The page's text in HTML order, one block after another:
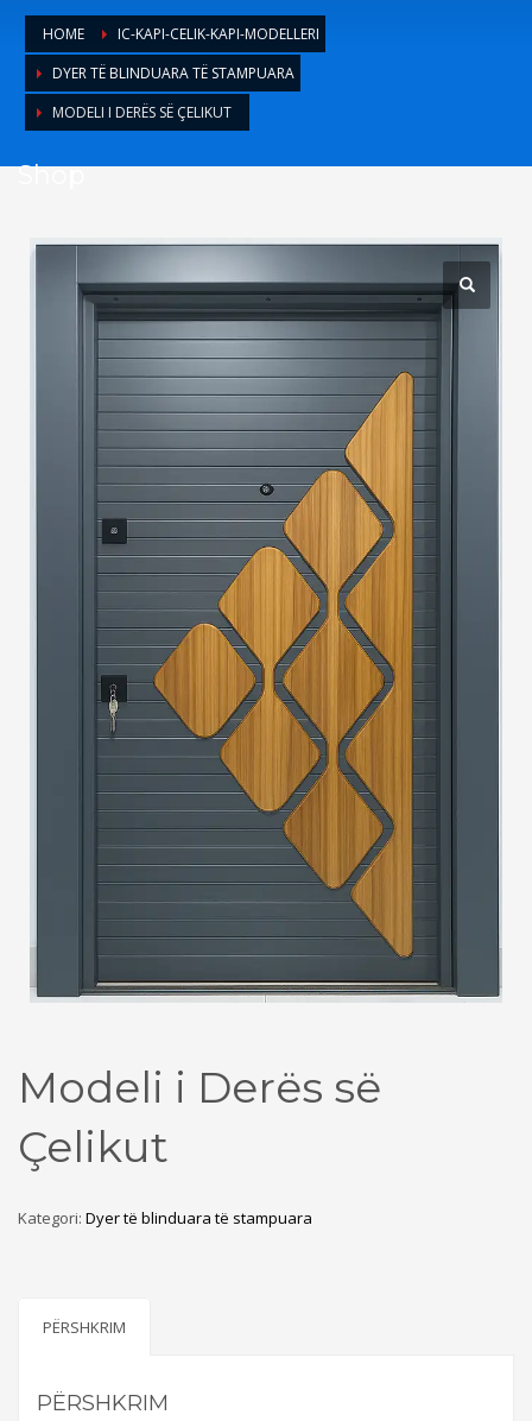
1 Login or create new account.
2 Review your order.
3 Payment &FREEshipment
email to support@website.com . Thank you!
Sat - 9:00AM-5:00PM
Sundays by appointment only!
HOME
IC-KAPI-CELIK-KAPI-MODELLERI
DYER TË BLINDUARA TË STAMPUARA
MODELI I DERËS SË ÇELIKUT
Shop
Modeli i Derës së
Çelikut
Kategori: Dyer të blinduara të stampuara
PËRSHKRIM
PËRSHKRIM